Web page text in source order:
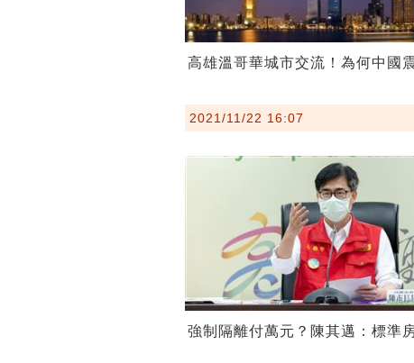
高雄溫哥華城市交流！為何中國
2021/11/22 16:07
強制隔離付萬元？陳其邁：標準